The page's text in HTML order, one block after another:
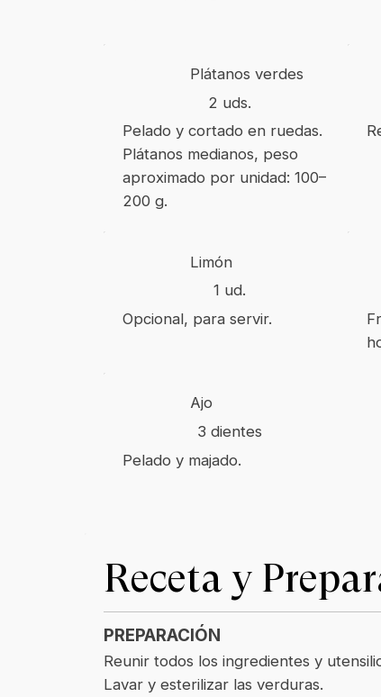
Plátanos verdes
2 uds.
Pelado y cortado en ruedas.
Plátanos medianos, peso
aproximado por unidad: 100–
200 g.
Limón
1 ud.
Opcional, para servir.
Ajo
3 dientes
Pelado y majado.
Receta y
PREPARACIÓN
Reunir todos los ingredientes y
Lavar y esterilizar las verduras.